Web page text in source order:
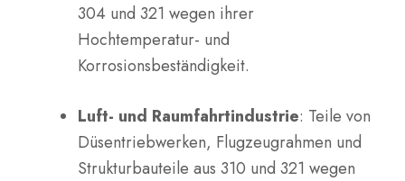
304 und 321 wegen ihrer
Hochtemperatur- und
Korrosionsbeständigkeit.
Luft- und Raumfahrtindustrie: Teile von
Düsentriebwerken, Flugzeugrahmen und
Strukturbauteile aus 310 und 321 wegen